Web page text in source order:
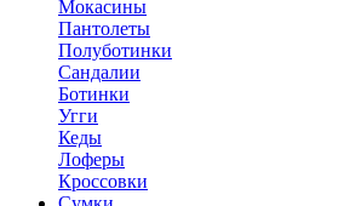
Мокасины
Пантолеты
Полуботинки
Сандалии
Ботинки
Угги
Кеды
Лоферы
Кроссовки